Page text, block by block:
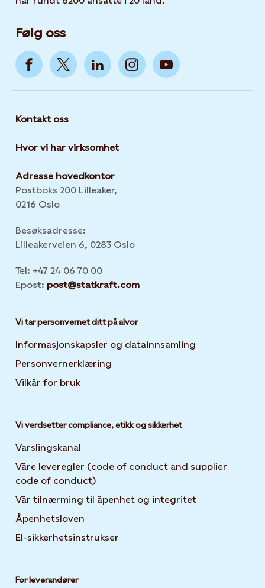
Følg oss
Kontakt oss
Hvor vi har virksomhet
Adresse hovedkontor
Postboks 200 Lilleaker,
0216 Oslo
Besøksadresse:
Lilleakerveien 6, 0283 Oslo
Tel: +47 24 06 70 00
Epost: post@statkraft.com
Vi tar personvernet ditt på alvor
Informasjonskapsler og datainnsamling
Personvernerklæring
Vilkår for bruk
Vi verdsetter compliance, etikk og sikkerhet
Varslingskanal
Våre leveregler (code of conduct and supplier
code of conduct)
Vår tilnærming til åpenhet og integritet
Åpenhetsloven
El-sikkerhetsinstrukser
For leverandører